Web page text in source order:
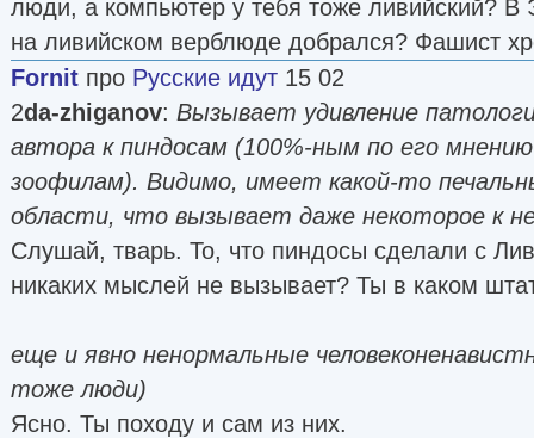
люди, а компьютер у тебя тоже ливийский?
на ливийском верблюде добрался? Фашист
Fornit про Русские идут 15 02
2da-zhiganov: Вызывает удивление
автора к пиндосам (100%-ным по его
зоофилам). Видимо, имеет какой-то
области, что вызывает даже некоторое к
Слушай, тварь. То, что пиндосы сделали с
никаких мыслей не вызывает? Ты в каком
еще и явно ненормальные
тоже люди)
Ясно. Ты походу и сам из них.